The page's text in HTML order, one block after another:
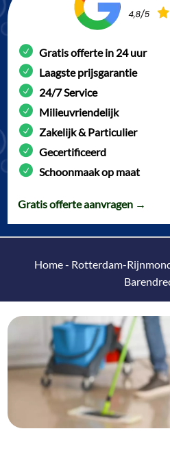
Gratis offerte in 24 uur
Laagste prijsgarantie
24/7 Service
Milieuvriendelijk
Zakelijk & Particulier
Gecertificeerd
Schoonmaak op maat
Gratis offerte aanvragen →
Home- Rotterdam-